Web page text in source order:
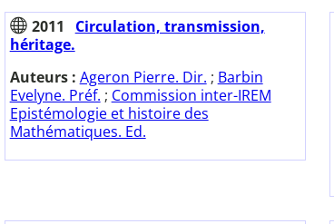
2011
Circulation, transmission,
héritage.
Auteurs : Ageron Pierre. Dir. ; Barbin
Evelyne. Préf. ; Commission inter-IREM
Epistémologie et histoire des
Mathématiques. Ed.